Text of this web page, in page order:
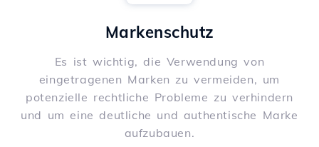
Markenschutz
Es ist wichtig, die Verwendung von
eingetragenen Marken zu vermeiden, um
potenzielle rechtliche Probleme zu verhindern
und um eine deutliche und authentische Marke
aufzubauen.